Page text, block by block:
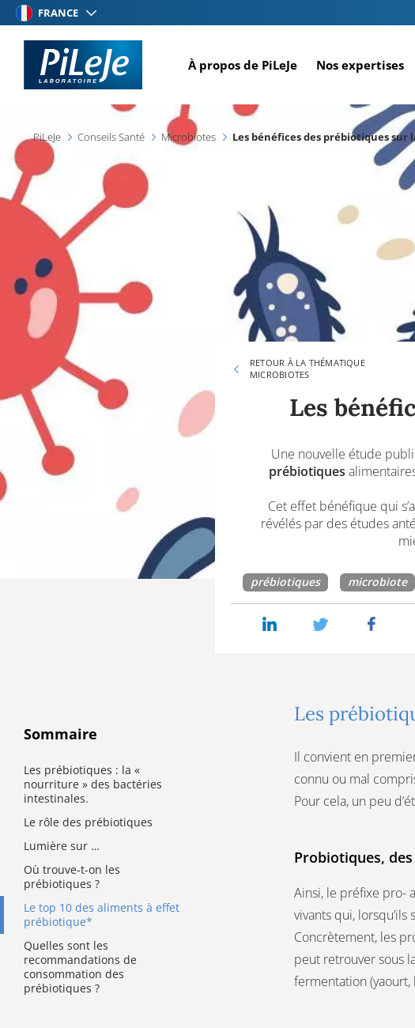
Aller
contenu
principal
FRANCE
À propos de PiLeJe Nos expertises
PiLeJe Conseils Santé Microbiotes Les bénéfices des prébiotiques sur
RETOUR À LA THÉMATIQUE
MICROBIOTES
Les
Une nouvelle étude
prébiotiques
Cet effet bénéfique qui
révélés par des études
prébiotiques microbiote
Les
Il convient en
connu ou mal
Pour cela, un peu
Probiotiques,
Ainsi, le préfixe pro-
vivants qui,
Concrètement, les
peut retrouver sous
fermentation (yaourt,
Sommaire
Les prébiotiques : la «
nourriture » des bactéries
intestinales.
Le rôle des prébiotiques
Lumière sur …
Où trouve-t-on les
prébiotiques ?
Le top 10 des aliments à effet
prébiotique*
Quelles sont les
recommandations de
consommation des
prébiotiques ?